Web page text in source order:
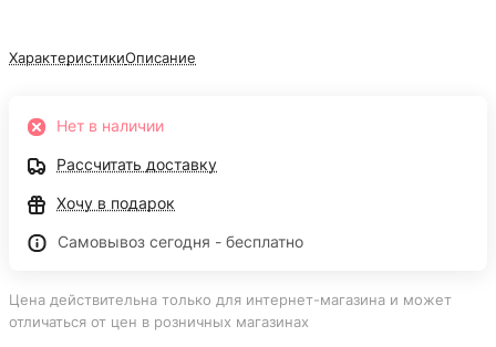
ХарактеристикиОписание
Нет в наличии
Рассчитать доставку
Хочу в подарок
Самовывоз сегодня - бесплатно
Цена действительна только для интернет-магазина и может
отличаться от цен в розничных магазинах